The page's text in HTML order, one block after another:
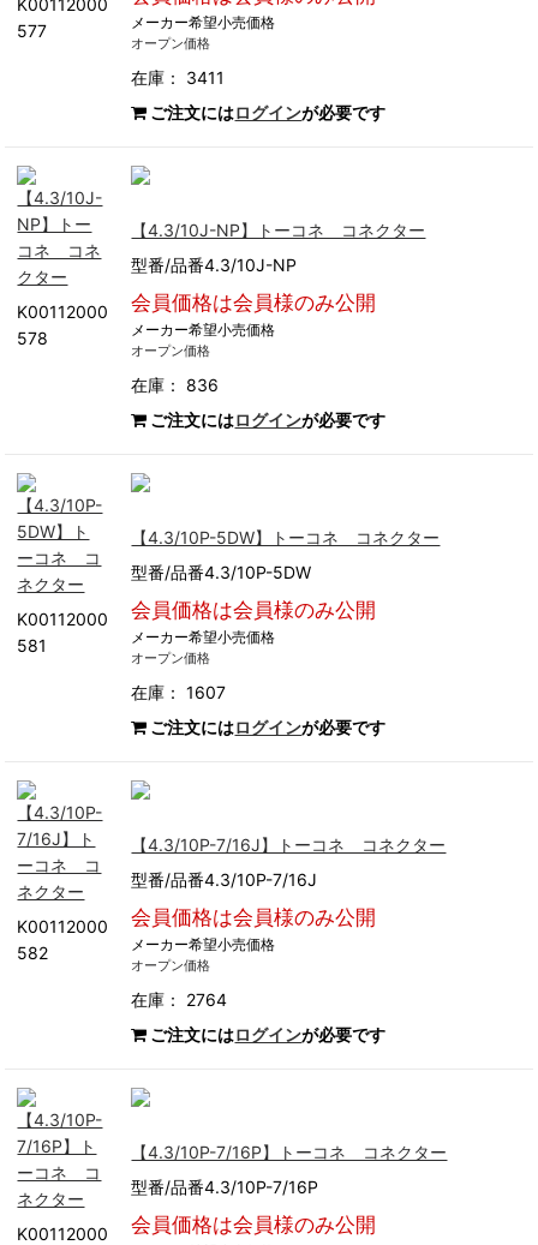
K00112000
577
メーカー希望小売価格
オープン価格
在庫： 3411
ご注文にはログインが必要です
K00112000
578
【4.3/10J-NP】トーコネ コネクター
型番/品番4.3/10J-NP
会員価格は会員様のみ公開
メーカー希望小売価格
オープン価格
在庫： 836
ご注文にはログインが必要です
K00112000
581
【4.3/10P-5DW】トーコネ コネクター
型番/品番4.3/10P-5DW
会員価格は会員様のみ公開
メーカー希望小売価格
オープン価格
在庫： 1607
ご注文にはログインが必要です
K00112000
582
【4.3/10P-7/16J】トーコネ コネクター
型番/品番4.3/10P-7/16J
会員価格は会員様のみ公開
メーカー希望小売価格
オープン価格
在庫： 2764
ご注文にはログインが必要です
K00112000
【4.3/10P-7/16P】トーコネ コネクター
型番/品番4.3/10P-7/16P
会員価格は会員様のみ公開